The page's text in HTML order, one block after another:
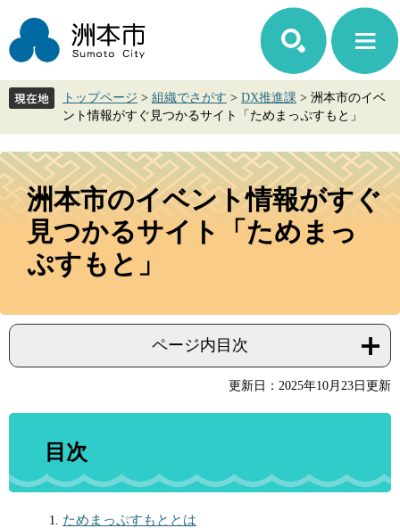
ジ
先
ュ
を
て
本
トップページ > 組織でさがす > DX推進課 > 洲本市のイベ
ント情報がすぐ見つかるサイト「ためまっぷすもと」
本
文
洲本市のイベント情報がすぐ
見つかるサイト「ためまっ
ぷすもと」
ページ内目次
更新日：2025年10月23日更新
目次
ためまっぷすもととは